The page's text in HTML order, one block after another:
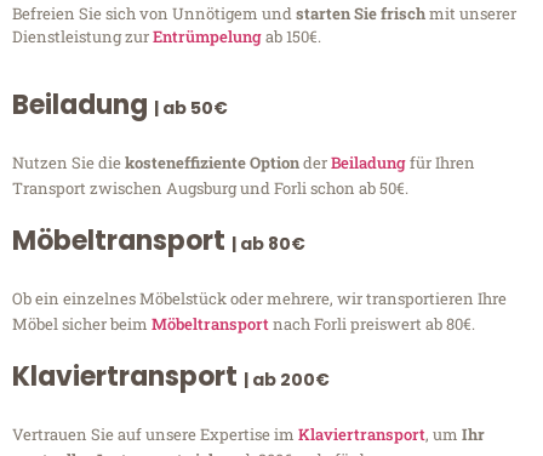
Befreien Sie sich von Unnötigem undstarten Sie frischmit unserer
Dienstleistung zurEntrümpelungab 150€.
Beiladung | ab 50€
Nutzen Sie diekosteneffiziente OptionderBeiladungfür Ihren
Transport zwischen Augsburg und Forli schon ab 50€.
Möbeltransport | ab 80€
Ob ein einzelnes Möbelstück oder mehrere, wir transportieren Ihre
Möbel sicher beim Möbeltransportnach Forli preiswert ab 80€.
Klaviertransport | ab 200€
Vertrauen Sie auf unsere Expertise im Klaviertransport, um Ihr